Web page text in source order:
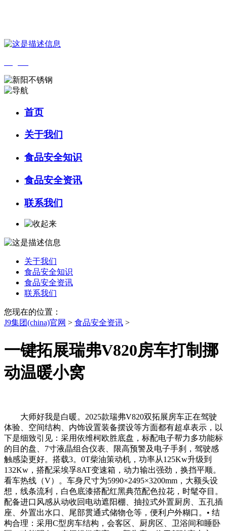
首页
关于我们
食品安全知识
食品安全资讯
联系我们
关于我们
食品安全知识
食品安全资讯
联系我们
您现在的位置：
J9集团(china)官网 > 食品安全资讯 >
一键拓展瑞弗V820房车打制挪
动温暖小窝
大师好我是白暖。2025款瑞弗V820双拓展房车正在驾驶
体验、空间结构、内饰设置装备摆设等方面都有超卓表示，以
下是细致引见：采用依维柯欧胜底盘，标配电子帮力多功能标
的目的盘、7寸液晶组合仪表、限高预警及电子手刹，驾驶感
触感染更好。搭载3。0T柴油策动机，功率从125Kw升级到
132Kw，搭配采埃孚8AT变速箱，动力输出强劲，换挡平顺。
看车热线（V）。车身尺寸为5990×2495×3200mm，大额头设
想，线条流利，白色底漆搭配红黑典范配色拉花，时髦夺目。
配备进口风感从动收回电动遮阳棚、抽拉式外置厨房、五孔插
座、外置出水口、尾部贯通式储物仓等，便利户外糊口。• 结
构合理：采用C型房车结构，会客区、厨房区、卫浴间和睡卧